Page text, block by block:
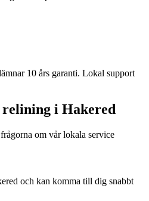
10 års garanti. Lokal support
relining i Hakered
om vår lokala service
och kan komma till dig snabbt